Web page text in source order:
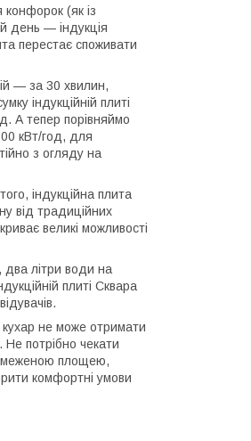
конфорок (як із
день — індукція
перестає споживати
— за 30 хвилин,
індукційній плиті
А тепер порівняймо
кВт/год, для
з огляду на
індукційна плита
від традиційних
великі можливості
два літри води на
плиті Сквара
кухар не може отримати
потрібно чекати
площею,
комфортні умови